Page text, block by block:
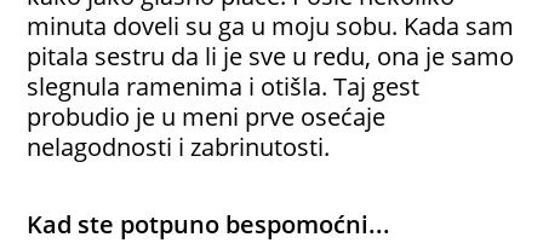
minuta doveli su ga u moju sobu. Kada sam
pitala sestru da li je sve u redu, ona je samo
slegnula ramenima i otišla. Taj gest
probudio je u meni prve osećaje
nelagodnosti i zabrinutosti.
Kad ste potpuno bespomoćni...